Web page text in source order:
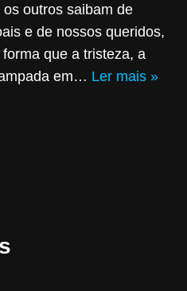
outros saibam de
e de nossos queridos,
que a tristeza, a
em… Ler mais »